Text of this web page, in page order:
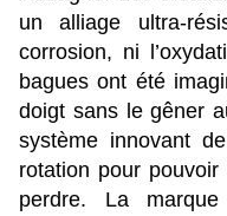
un alliage ultra-
corrosion, ni
bagues ont été
doigt sans le gêner
système innovant
rotation pour
perdre. La